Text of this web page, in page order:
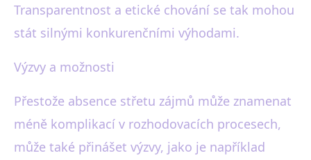
Transparentnost a etické chování se tak mohou
stát silnými konkurenčními výhodami.
Výzvy a možnosti
Přestože absence střetu zájmů může znamenat
méně komplikací v rozhodovacích procesech,
může také přinášet výzvy, jako je například